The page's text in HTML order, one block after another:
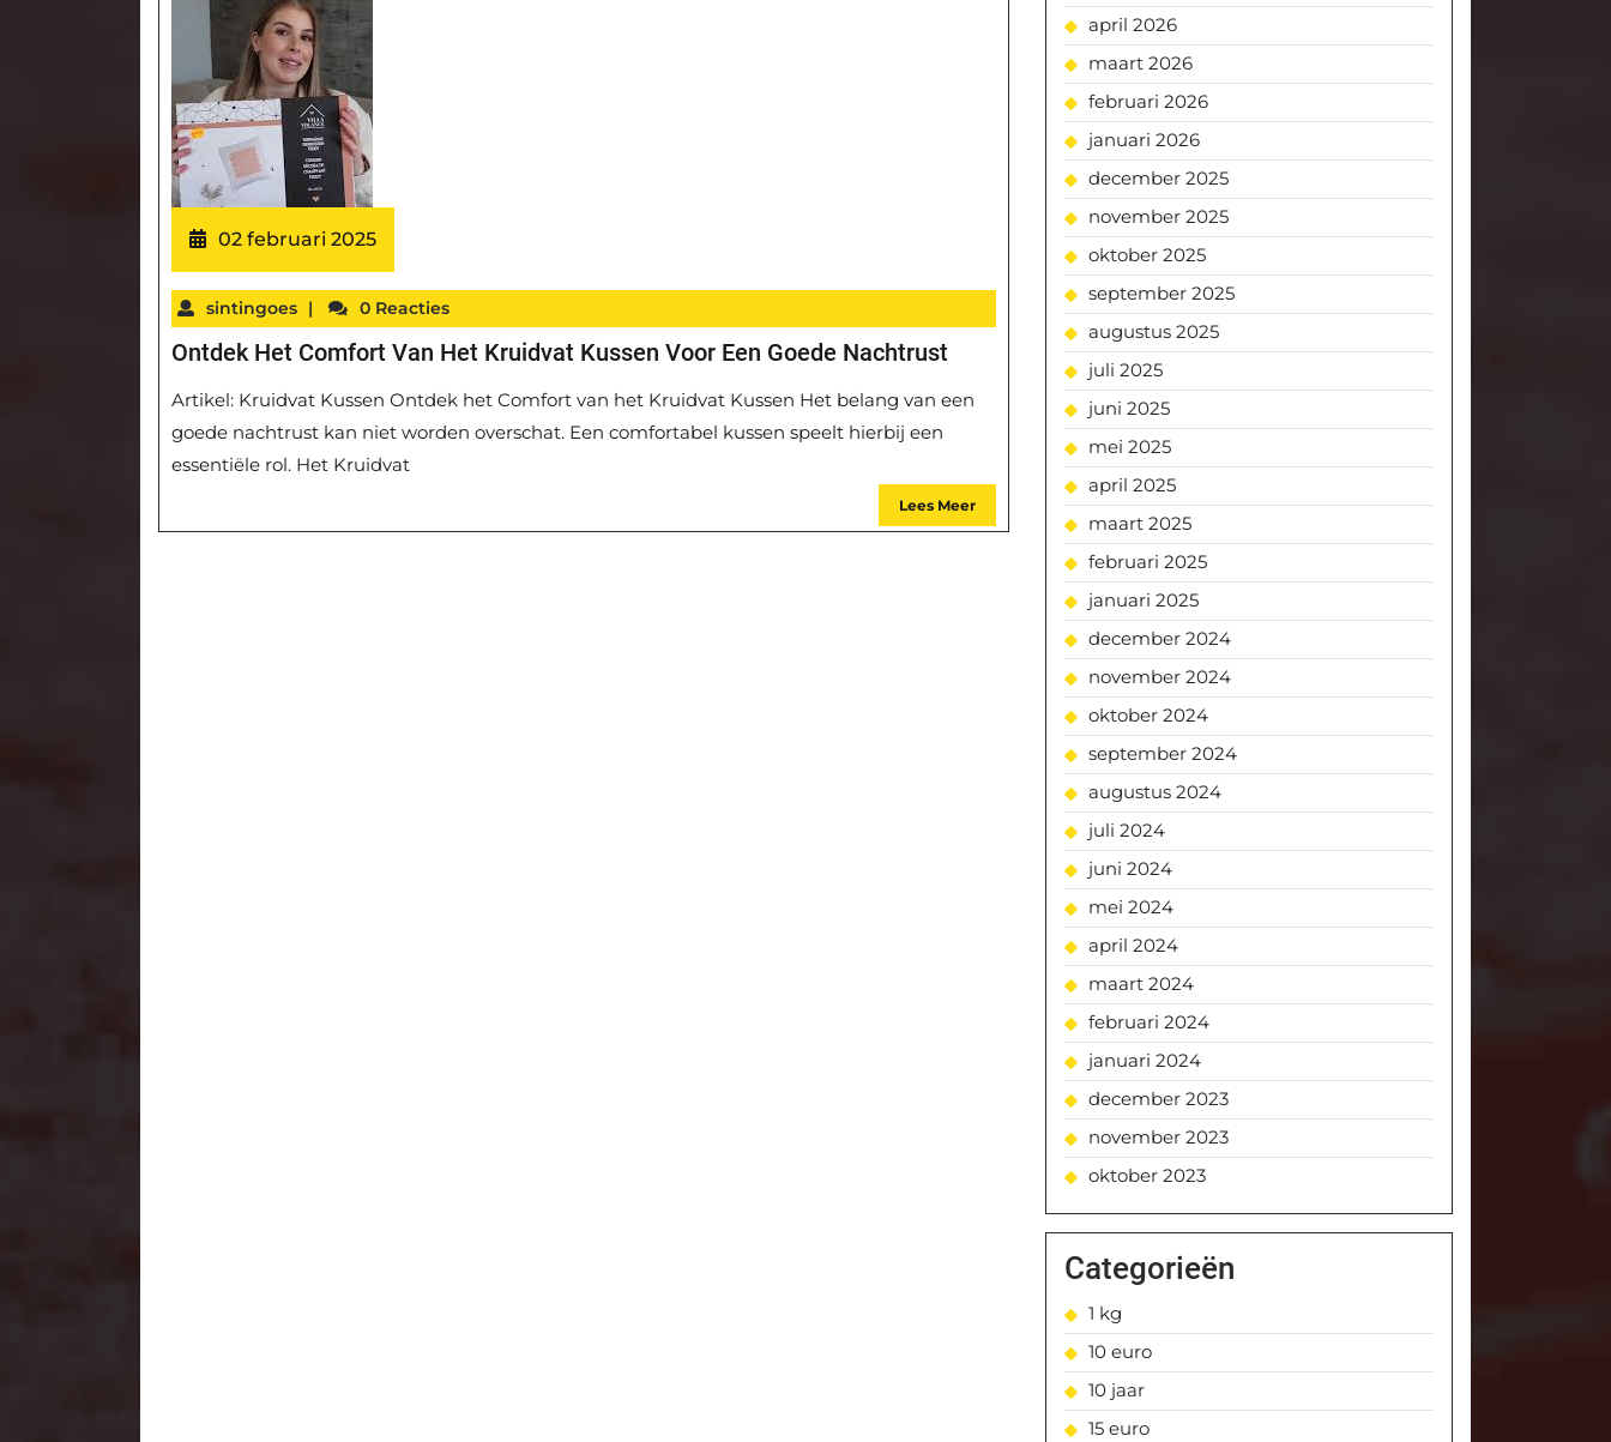
02 februari 2025
sintingoes | 0 Reacties
Ontdek Het Comfort Van Het Kruidvat Kussen Voor Een Goede Nachtrust
Artikel: Kruidvat Kussen Ontdek het Comfort van het Kruidvat Kussen Het belang van een
goede nachtrust kan niet worden overschat. Een comfortabel kussen speelt hierbij een
essentiële rol. Het Kruidvat
Lees Meer
april 2026
maart 2026
februari 2026
januari 2026
december 2025
november 2025
oktober 2025
september 2025
augustus 2025
juli 2025
juni 2025
mei 2025
april 2025
maart 2025
februari 2025
januari 2025
december 2024
november 2024
oktober 2024
september 2024
augustus 2024
juli 2024
juni 2024
mei 2024
april 2024
maart 2024
februari 2024
januari 2024
december 2023
november 2023
oktober 2023
Categorieën
1 kg
10 euro
10 jaar
15 euro